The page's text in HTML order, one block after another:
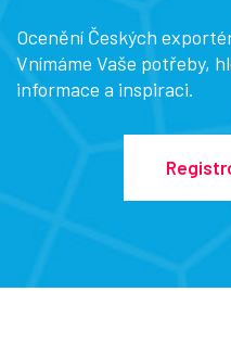
Ocenění Českých
Vnímáme Vaše potřeby,
informace a inspiraci.